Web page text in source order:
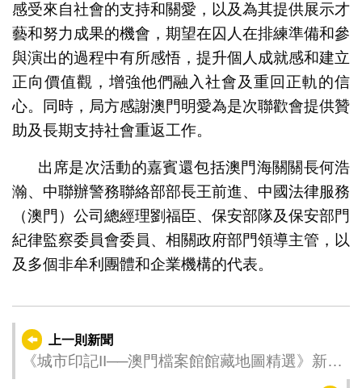
感受來自社會的支持和關愛，以及為其提供展示才
藝和努力成果的機會，期望在囚人在排練準備和參
與演出的過程中有所感悟，提升個人成就感和建立
正向價值觀，增強他們融入社會及重回正軌的信
心。同時，局方感謝澳門明愛為是次聯歡會提供贊
助及長期支持社會重返工作。
出席是次活動的嘉賓還包括澳門海關關長何浩
瀚、中聯辦警務聯絡部部長王前進、中國法律服務
（澳門）公司總經理劉福臣、保安部隊及保安部門
紀律監察委員會委員、相關政府部門領導主管，以
及多個非牟利團體和企業機構的代表。
上一則新聞
《城市印記II──澳門檔案館館藏地圖精選》新書